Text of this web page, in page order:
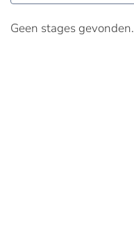
Geen stages gevonden.